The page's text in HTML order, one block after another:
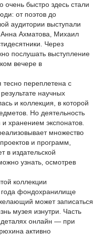
быстро здесь стали
от поэтов до
аудитории выступали
Ахматова, Михаил
Через
послушать выступление
вечере в
тесно переплетена с
научных
и коллекция, в которой
Но деятельность
хранением экспонатов.
множество
и программ,
в издательской
узнать, осмотрев
коллекции
года фондохранилище
может записаться
музея изнутри. Часть
онлайн — при
активно